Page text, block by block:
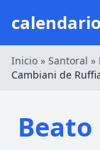
Inicio » Santoral »
Cambiani de